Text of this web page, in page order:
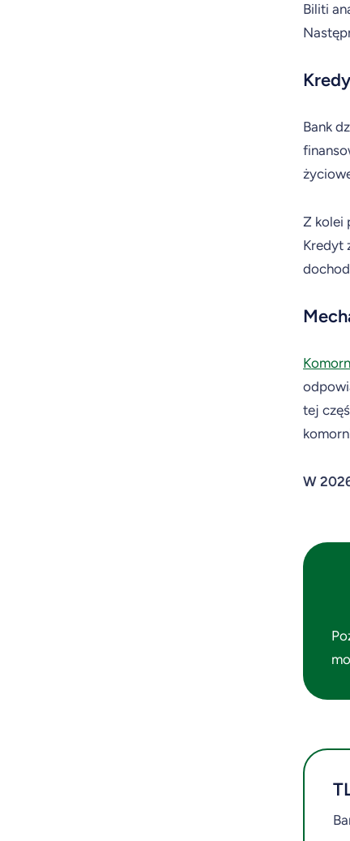
Biliti
Bank
Z kolei
Kredyt
tej
W